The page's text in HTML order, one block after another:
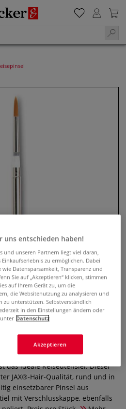
das ideale Reiseutensiel. Dieser
JAX®-Hair-Qualität, rund und in
einsetzbarer Pinsel aus
mit Verschlusskappe, ebenfalls
uns entschieden haben!
und unseren Partnern liegt viel daran,
zu ermöglichen. Dabei
Datensparsamkeit, Transparenz und
Sie auf „Akzeptieren“ klicken, stimmen
auf Ihrem Gerät zu, um die
die Websitenutzung zu analysieren und
zu unterstützen. Selbstverständlich
in den Einstellungen ändern oder
Datenschutz
Akzeptieren